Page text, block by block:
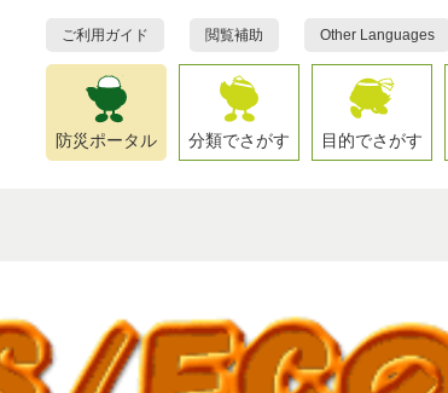
ご利用ガイド 閲覧補助 Other Languages
防災ポータル 分類でさがす 目的でさがす